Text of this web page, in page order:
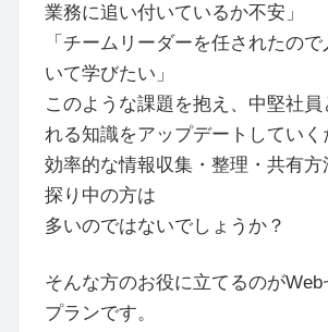
業務に追い付いているか不安」
「チームリーダーを任されたの
いて学びたい」
このような課題を抱え、中堅社員
れる知識をアップデートしていく
効率的な情報収集・整理・共有
探り中の方は
多いのではないでしょうか？
そんな方のお役に立てるのが
プランです。